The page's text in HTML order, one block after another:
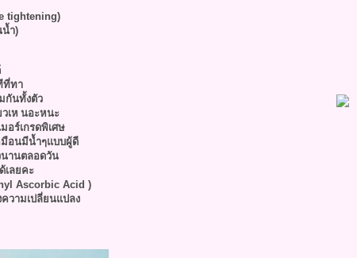
tightening)
น้ำ)
ที่ทา
กันทั้งตัว
เห นอะหนะ
อร์เกรดพิเศษ
มือนมีน้ำๆแบบผู้ดี
นานตลอดวัน
เลยคะ
Ascorbic Acid )
วามเปลี่นแปลง